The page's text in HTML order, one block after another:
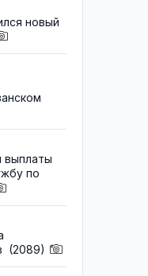
новый
выплаты
по
(2089)